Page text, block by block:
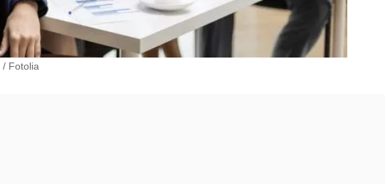
/ Fotolia